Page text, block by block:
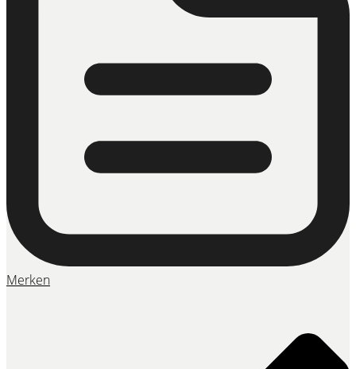
Merken